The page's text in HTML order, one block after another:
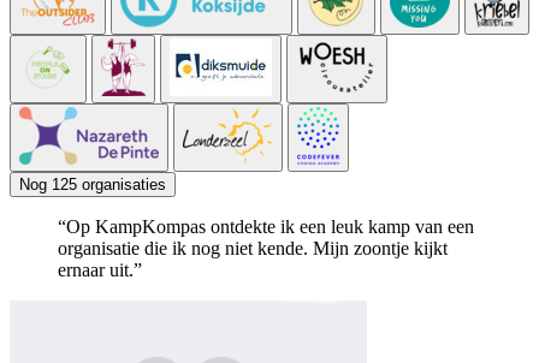
Nog 125 organisaties
“Op KampKompas ontdekte ik een leuk kamp van een
organisatie die ik nog niet kende. Mijn zoontje kijkt
ernaar uit.”